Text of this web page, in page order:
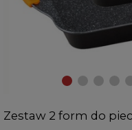
Zestaw 2 form do